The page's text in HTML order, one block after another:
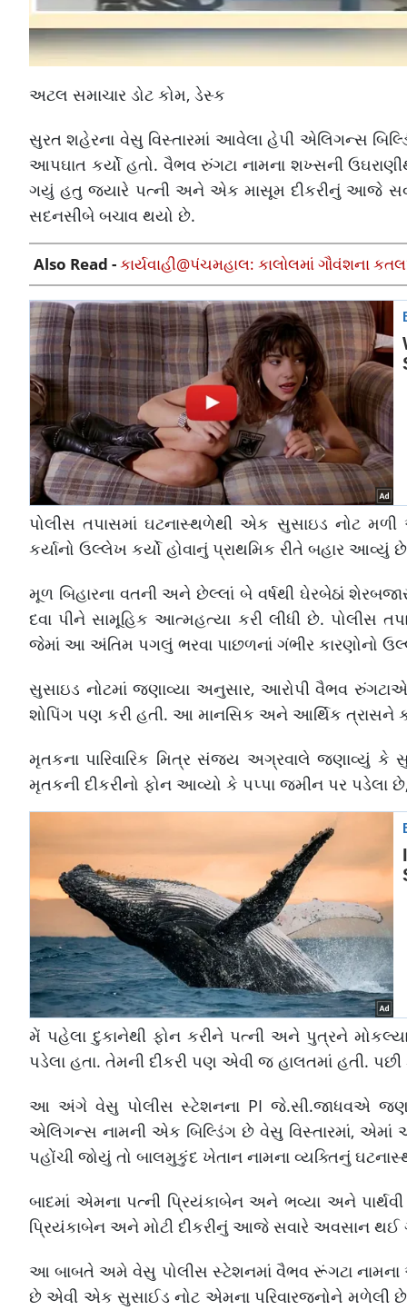
અટલ સમાચાર ડોટ કોમ, ડેસ્ક
સુરત શહેરના વેસુ વિસ્તારમાં આવેલા હેપી એલિગન્સ
આપઘાત કર્યો હતો. વૈભવ રુંગટા નામના શખ્સની
ગયું હતુ જ્યારે પત્ની અને એક માસૂમ દીકરીનું આજે સવારે
સદનસીબે બચાવ થયો છે.
Also Read -કાર્યવાહી@પંચમહાલ: કાલોલમાં ગૌવંશના
પોલીસ તપાસમાં ઘટનાસ્થળેથી એક સુસાઇડ નોટ
કર્યાનો ઉલ્લેખ કર્યો હોવાનું પ્રાથમિક રીતે બહાર
મૂળ બિહારના વતની અને છેલ્લાં બે વર્ષથી ઘેરબેઠાં
દવા પીને સામૂહિક આત્મહત્યા કરી લીધી છે. પોલીસ
જેમાં આ અંતિમ પગલું ભરવા પાછળનાં ગંભીર કારણોનો
સુસાઇડ નોટમાં જણાવ્યા અનુસાર, આરોપી વૈભવ રુંગટાએ
શોપિંગ પણ કરી હતી. આ માનસિક અને આર્થિક ત્રાસને
મૃતકના પારિવારિક મિત્ર સંજ્ય અગ્રવાલે જણાવ્યું
મૃતકની દીકરીનો ફોન આવ્યો કે પપ્પા જમીન પર પડેલા
મેં પહેલા દુકાનેથી ફોન કરીને પત્ની અને પુત્રને
પડેલા હતા. તેમની દીકરી પણ એવી જ હાલતમાં હતી.
આ અંગે વેસુ પોલીસ સ્ટેશનના PI જે.સી.જાધવએ
એલિગન્સ નામની એક બિલ્ડિંગ છે વેસુ વિસ્તારમાં, એમાં
પહોંચી જોયું તો બાલમુકુંદ ખેતાન નામના વ્યક્તિનું
બાદમાં એમના પત્ની પ્રિયંકાબેન અને ભવ્યા અને
પ્રિયંકાબેન અને મોટી દીકરીનું આજે સવારે અવસાન
આ બાબતે અમે વેસુ પોલીસ સ્ટેશનમાં વૈભવ રૂંગટા નામના
છે એવી એક સુસાઈડ નોટ એમના પરિવારજનોને મળેલી